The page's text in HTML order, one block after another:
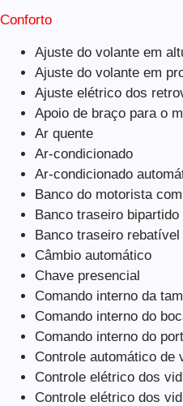
Conforto
Ajuste do volante em
Ajuste do volante em
Ajuste elétrico dos
Apoio de braço para o
Ar quente
Ar-condicionado
Ar-condicionado
Banco do motorista
Banco traseiro bipartido
Banco traseiro rebatível
Câmbio automático
Chave presencial
Comando interno da
Comando interno do
Comando interno do
Controle automático de
Controle elétrico dos
Controle elétrico dos